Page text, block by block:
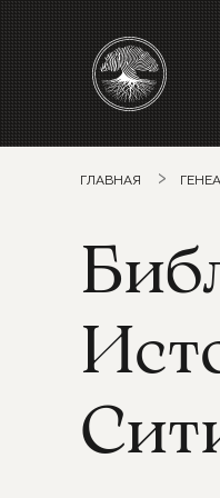
ГЛАВНАЯ